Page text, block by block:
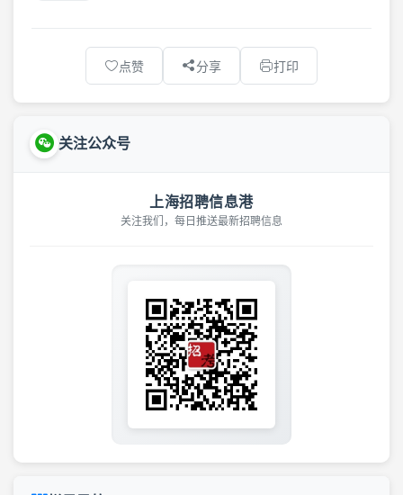
点赞 分享 打印
关注公众号
上海招聘信息港
关注我们，每日推送最新招聘信息